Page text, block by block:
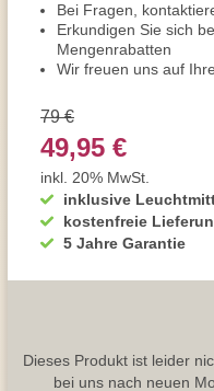
Bei Fragen,
Erkundigen Sie sich
Mengenrabatten
Wir freuen uns auf
inklusive
kostenfreie
5 Jahre Garantie
79 €
49,95 €
inkl. 20% MwSt.
Dieses Produkt ist leider
bei uns nach neuen